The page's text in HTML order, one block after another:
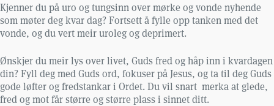
Kjenner du på uro og tungsinn over mørke og vonde nyhende
som møter deg kvar dag? Fortsett å fylle opp tanken med det
vonde, og du vert meir uroleg og deprimert.
Ønskjer du meir lys over livet, Guds fred og håp inn i kvardagen
din? Fyll deg med Guds ord, fokuser på Jesus, og ta til deg Guds
gode løfter og fredstankar i Ordet. Du vil snart merka at glede,
fred og mot får større og større plass i sinnet ditt.